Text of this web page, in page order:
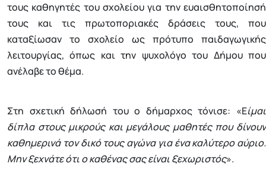
τους καθηγητές του σχολείου για την ευαισθητοποίησή
τους και τις πρωτοποριακές δράσεις τους, που
καταξίωσαν το σχολείο ως πρότυπο παιδαγωγικής
λειτουργίας, όπως και την ψυχολόγο του Δήμου που
ανέλαβε το θέμα.
Στη σχετική δήλωσή του ο δήμαρχος τόνισε: «Είμαι
δίπλα στους μικρούς και μεγάλους μαθητές που δίνουν
καθημερινά τον δικό τους αγώνα για ένα καλύτερο αύριο.
Μην ξεχνάτε ότι ο καθένας σας είναι ξεχωριστός».